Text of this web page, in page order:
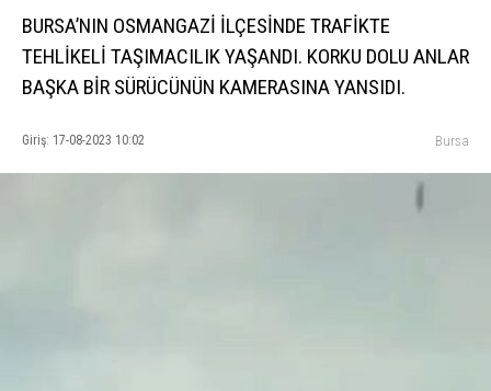
BURSA’NIN OSMANGAZİ İLÇESİNDE TRAFİKTE
TEHLİKELİ TAŞIMACILIK YAŞANDI. KORKU DOLU ANLAR
BAŞKA BİR SÜRÜCÜNÜN KAMERASINA YANSIDI.
Giriş: 17-08-2023 10:02 Bursa